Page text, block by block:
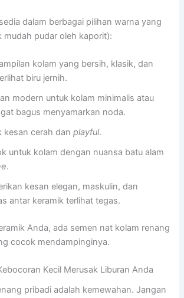
dalam berbagai pilihan warna yang
mudah pudar oleh kaporit):
kolam yang bersih, klasik, dan
biru jernih.
modern untuk kolam minimalis atau
bagus menyamarkan noda.
kesan cerah danplayful.
untuk kolam dengan nuansa batu alam
.
kesan elegan, maskulin, dan
antar keramik terlihat tegas.
Anda, ada semen nat kolam renang
cocok mendampinginya.
Kecil Merusak Liburan Anda
pribadi adalah kemewahan. Jangan